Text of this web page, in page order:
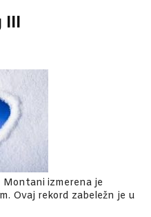
III
Montani izmerena je
Ovaj rekord zabeležn je u